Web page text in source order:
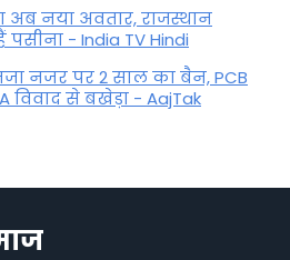
अब नया अवतार, राजस्थान
- India TV Hindi
नजर पर 2 साल का बैन, PCB
व‍िवाद से बखेड़ा - AajTak